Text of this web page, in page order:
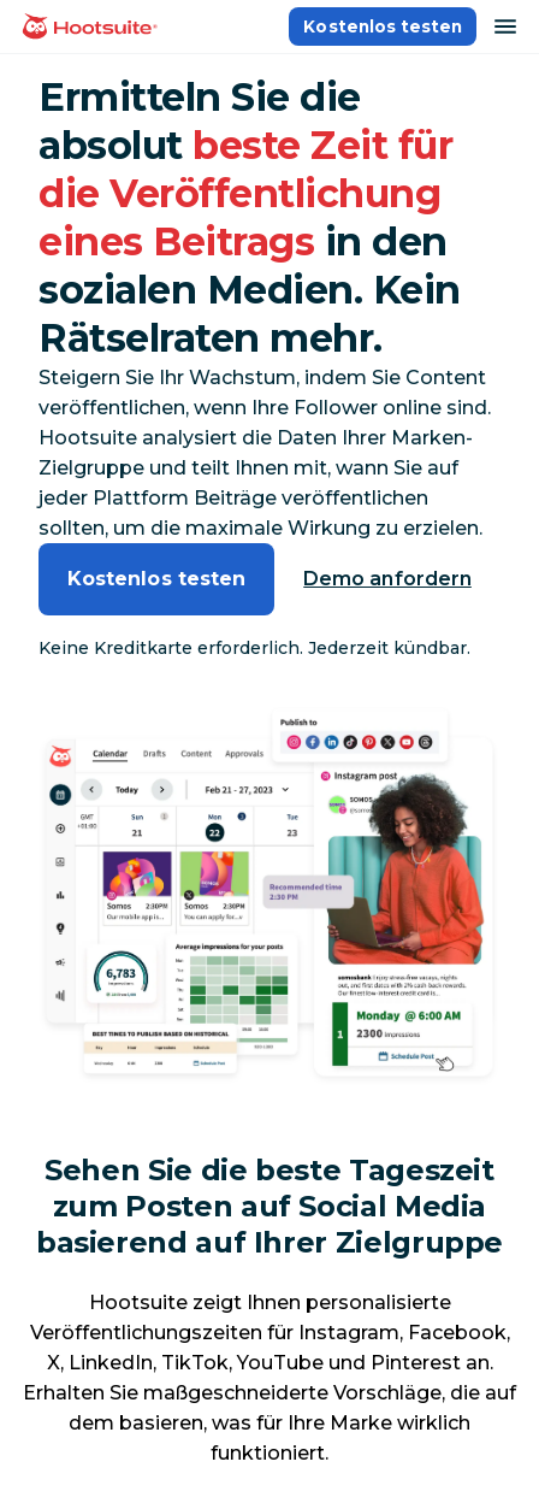
Direkt
zumHomepage
Kostenlos testen
Ermitteln Sie die
absolut beste Zeit für
die Veröffentlichung
eines Beitrags in den
sozialen Medien. Kein
Rätselraten mehr.
Steigern Sie Ihr Wachstum, indem Sie Content
veröffentlichen, wenn Ihre Follower online sind.
Hootsuite analysiert die Daten Ihrer Marken-
Zielgruppe und teilt Ihnen mit, wann Sie auf
jeder Plattform Beiträge veröffentlichen
sollten, um die maximale Wirkung zu erzielen.
Kostenlos testen Demo anfordern
Keine Kreditkarte erforderlich. Jederzeit kündbar.
Sehen Sie die beste Tageszeit
zum Posten auf Social Media
basierend auf Ihrer Zielgruppe
Hootsuite zeigt Ihnen personalisierte
Veröffentlichungszeiten für Instagram, Facebook,
X, LinkedIn, TikTok, YouTube und Pinterest an.
Erhalten Sie maßgeschneiderte Vorschläge, die auf
dem basieren, was für Ihre Marke wirklich
funktioniert.